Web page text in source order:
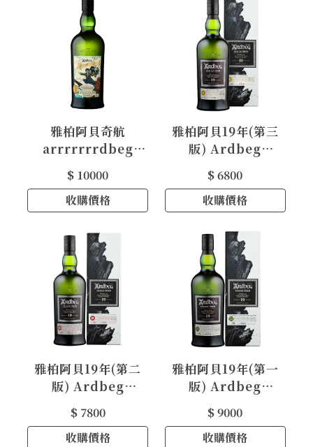
雅柏阿貝奇航
arrrrrrrdbeg
MickeyHeadsOff
Single Malt
Whisky
$ 10000
收購價格
雅柏阿貝19年(第三
版) Ardbeg
Years Old #003
$ 6800
收購價格
雅柏阿貝19年(第二
版) Ardbeg
Traigh Bhan 19
Years Old #002
$ 7800
收購價格
雅柏阿貝19年(第一
版) Ardbeg
Traigh Bhan 19
Years Old #001
$ 9000
收購價格